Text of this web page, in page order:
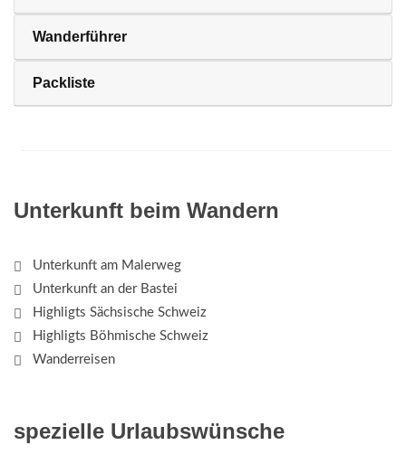
Wanderführer
Packliste
Unterkunft beim Wandern
Unterkunft am Malerweg
Unterkunft an der Bastei
Highligts Sächsische Schweiz
Highligts Böhmische Schweiz
Wanderreisen
spezielle Urlaubswünsche